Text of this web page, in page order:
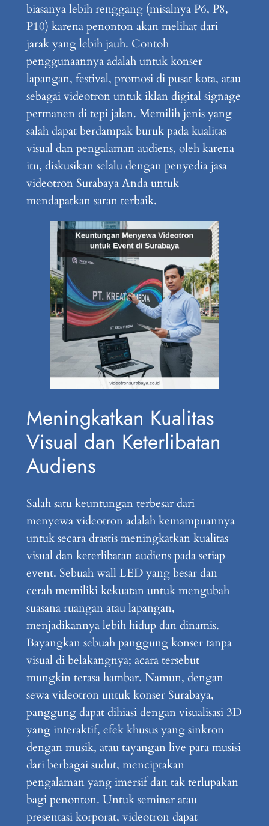
biasanya lebih renggang (misalnya P6, P8,
P10) karena penonton akan melihat dari
jarak yang lebih jauh. Contoh
penggunaannya adalah untuk konser
lapangan, festival, promosi di pusat kota, atau
sebagai videotron untuk iklan digital signage
permanen di tepi jalan. Memilih jenis yang
salah dapat berdampak buruk pada kualitas
visual dan pengalaman audiens, oleh karena
itu, diskusikan selalu dengan penyedia jasa
videotron Surabaya Anda untuk
mendapatkan saran terbaik.
Meningkatkan Kualitas
Visual dan Keterlibatan
Audiens
Salah satu keuntungan terbesar dari
menyewa videotron adalah kemampuannya
untuk secara drastis meningkatkan kualitas
visual dan keterlibatan audiens pada setiap
event. Sebuah wall LED yang besar dan
cerah memiliki kekuatan untuk mengubah
suasana ruangan atau lapangan,
menjadikannya lebih hidup dan dinamis.
Bayangkan sebuah panggung konser tanpa
visual di belakangnya; acara tersebut
mungkin terasa hambar. Namun, dengan
sewa videotron untuk konser Surabaya,
panggung dapat dihiasi dengan visualisasi 3D
yang interaktif, efek khusus yang sinkron
dengan musik, atau tayangan live para musisi
dari berbagai sudut, menciptakan
pengalaman yang imersif dan tak terlupakan
bagi penonton. Untuk seminar atau
presentasi korporat, videotron dapat